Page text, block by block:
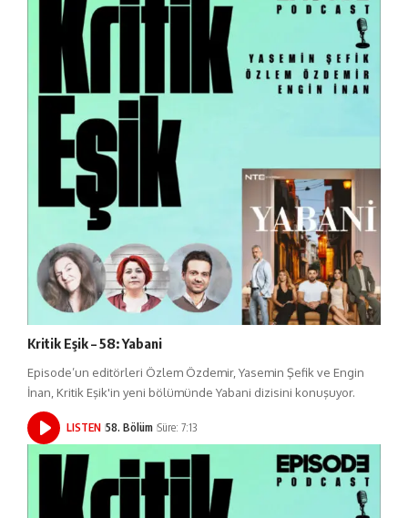
Kritik Eşik – 58: Yabani
Episode’un editörleri Özlem Özdemir, Yasemin Şefik ve Engin
İnan, Kritik Eşik'in yeni bölümünde Yabani dizisini konuşuyor.
LISTEN 58. Bölüm Süre: 7:13